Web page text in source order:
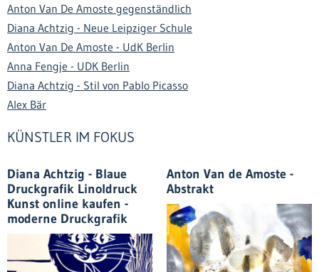
Anton Van De Amoste gegenständlich
Diana Achtzig - Neue Leipziger Schule
Anton Van De Amoste - UdK Berlin
Anna Fengje - UDK Berlin
Diana Achtzig - Stil von Pablo Picasso
Alex Bär
KÜNSTLER IM FOKUS
Diana Achtzig - Blaue
Druckgrafik Linoldruck
Kunst online kaufen -
moderne Druckgrafik
Anton Van de Amoste -
Abstrakt